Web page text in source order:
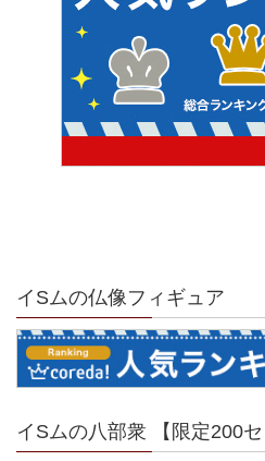
イSムの仏像フィギュア
イSムの八部衆 【限定200